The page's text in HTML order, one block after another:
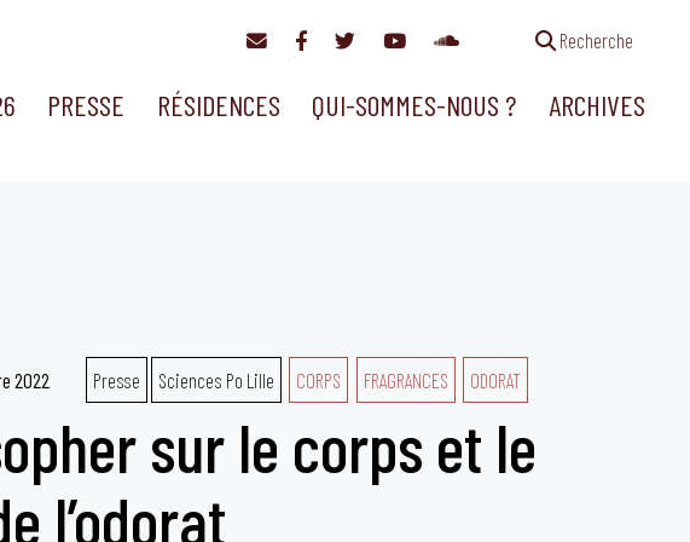
Recherche
PRESSE RÉSIDENCES QUI-SOMMES-NOUS ? ARCHIVES
2022 Presse Sciences Po Lille CORPS FRAGRANCES ODORAT
sur le corps et le
l’odorat